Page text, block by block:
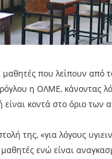
που λείπουν από
η ΟΛΜΕ, κάνοντας
είναι κοντά στο όριο των
της, «για λόγους
μαθητές ενώ είναι